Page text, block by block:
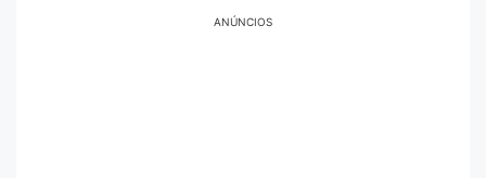
ANÚNCIOS